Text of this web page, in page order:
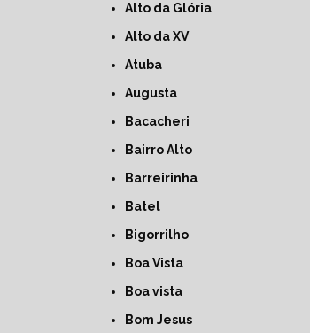
Alto da Glória
Alto da XV
Atuba
Augusta
Bacacheri
Bairro Alto
Barreirinha
Batel
Bigorrilho
Boa Vista
Boa vista
Bom Jesus